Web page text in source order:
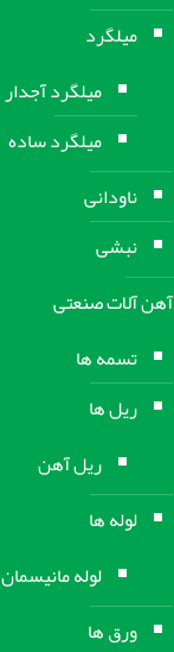
میلگرد
میلگرد آجدار
میلگرد ساده
ناودانی
نبشی
آهن آلات صنعتی
تسمه ها
ریل ها
ریل آهن
لوله ها
لوله مانیسمان
ورق ها